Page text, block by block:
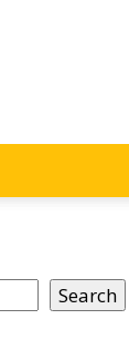
Search